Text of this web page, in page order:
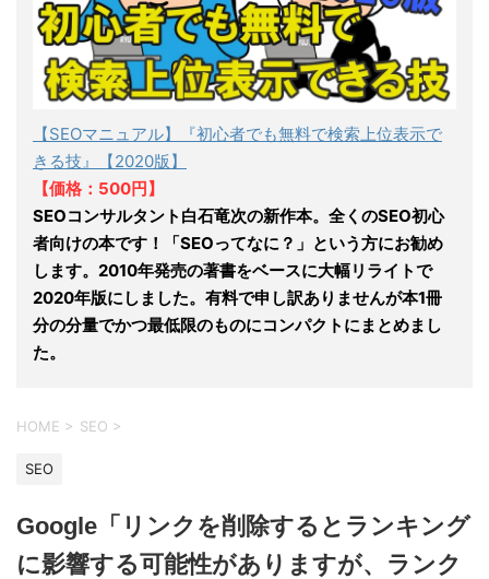
【SEOマニュアル】『初心者でも無料で検索上位表示で
きる技』【2020版】
【価格：500円】
SEOコンサルタント白石竜次の新作本。全くのSEO初心
者向けの本です！「SEOってなに？」という方にお勧め
します。2010年発売の著書をベースに大幅リライトで
2020年版にしました。有料で申し訳ありませんが本1冊
分の分量でかつ最低限のものにコンパクトにまとめまし
た。
HOME > SEO >
SEO
Google「リンクを削除するとランキング
に影響する可能性がありますが、ランク